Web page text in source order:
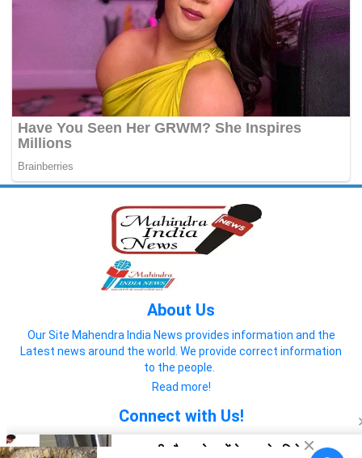
About Us
Our Site Mahendra India News provides information and the
Latest news around the world. We provide correct information
to the people.
Read more!
Connect with Us!